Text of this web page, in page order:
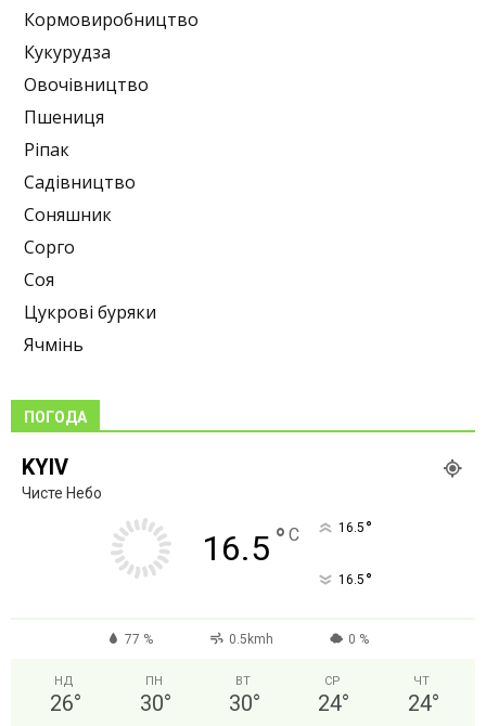
Кормовиробництво
Кукурудза
Овочівництво
Пшениця
Ріпак
Садівництво
Соняшник
Сорго
Соя
Цукрові буряки
Ячмінь
ПОГОДА
KYIV
Чисте Небо
16.5 ° C 16.5 °
16.5 °
77 % 0.5kmh 0 %
НД
26°
ПН
30°
ВТ
30°
СР
24°
ЧТ
24°